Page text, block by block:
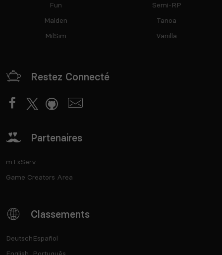
Fun
Malden
MilSim
Semi-RP
Tanoa
Vanilla
Restez Connecté
Partenaires
mTxServ
Game Creators Area
Classements
DeutschEspañol